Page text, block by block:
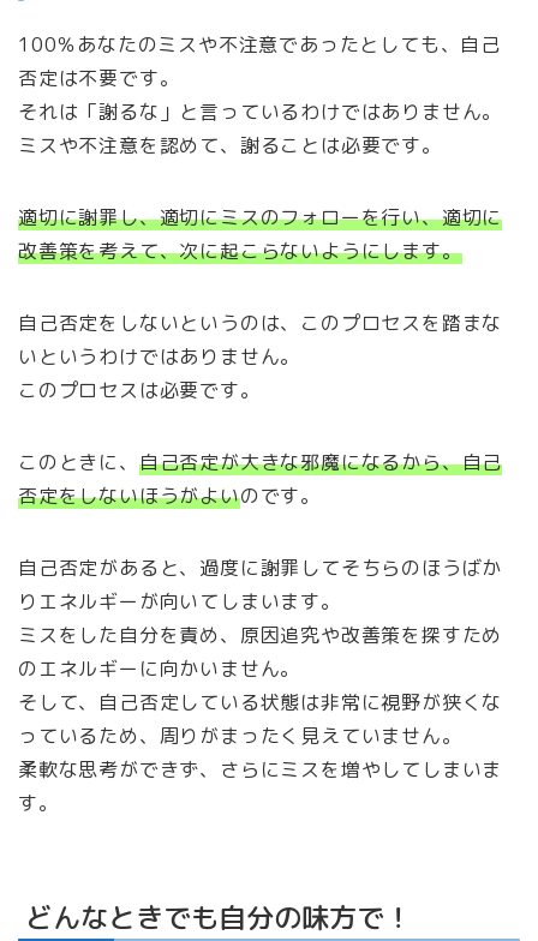
100％あなたのミスや不注意であったとしても、自己
否定は不要です。
それは「謝るな」と言っているわけではありません。
ミスや不注意を認めて、謝ることは必要です。
適切に謝罪し、適切にミスのフォローを行い、適切に
改善策を考えて、次に起こらないようにします。
自己否定をしないというのは、このプロセスを踏まな
いというわけではありません。
このプロセスは必要です。
このときに、 自己否定が大きな邪魔になるから、自己
否定をしないほうがよいのです。
自己否定があると、過度に謝罪してそちらのほうばか
りエネルギーが向いてしまいます。
ミスをした自分を責め、原因追究や改善策を探すため
のエネルギーに向かいません。
そして、自己否定している状態は非常に視野が狭くな
っているため、周りがまったく見えていません。
柔軟な思考ができず、さらにミスを増やしてしまいま
す。
どんなときでも自分の味方で！